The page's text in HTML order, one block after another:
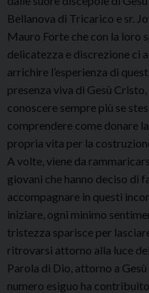
Bellanova di Tricarico e sr.
Mauro Forte che con la loro
delicatezza e discrezione ci
arrichire l’esperienza di
presenza viva di Gesù Cristo,
conoscere sempre più se
comprendere come donare la
propria vita per la
A volte, viene da
giovani che hanno deciso di
accompagnare in questi
iniziare, ogni minimo
tristezza sparisce per
ritrovarsi attorno alla luce
Parola di Dio, attorno a
numero esiguo ha contribuito